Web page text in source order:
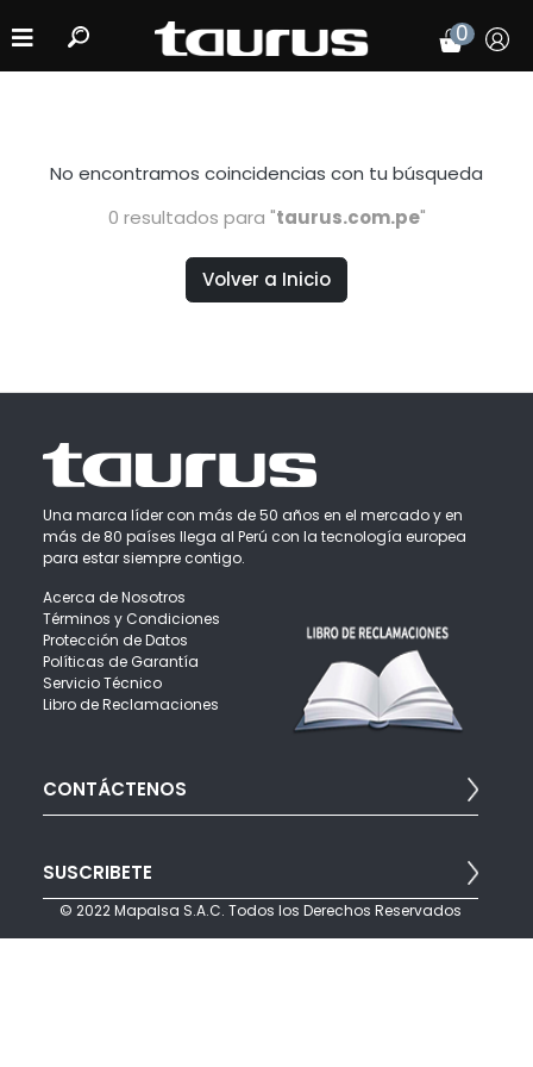
0
No encontramos coincidencias con tu búsqueda
0 resultados para "taurus.com.pe"
Volver a Inicio
Una marca líder con más de 50 años en el mercado y en
más de 80 países llega al Perú con la tecnología europea
para estar siempre contigo.
Acerca de Nosotros
Términos y Condiciones
Protección de Datos
Políticas de Garantía
Servicio Técnico
Libro de Reclamaciones
CONTÁCTENOS
info@mapalsa.com
Teléfonos: (511) 421 6047 opción 4
Javier Prado Este 560 - San Isidro - Lima Perú
SUSCRIBETE
© 2022 Mapalsa S.A.C. Todos los Derechos Reservados